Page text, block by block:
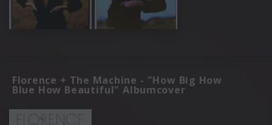
Florence + The Machine - "How Big How
Blue How Beautiful" Albumcover